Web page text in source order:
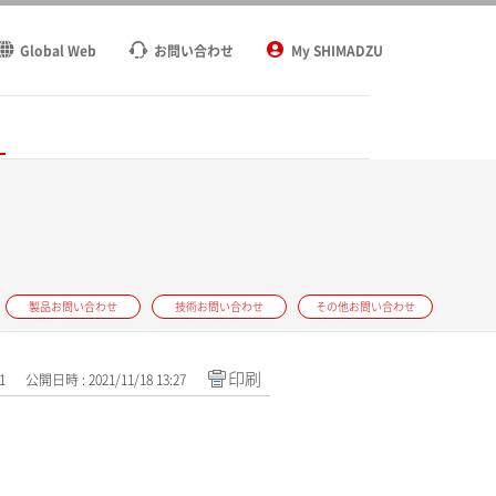
Global Web お問い合わせ My SHIMADZU
製品お問い合わせ 技術お問い合わせ その他お問い合わせ
公開日時 : 2021/11/18 13:27 印刷